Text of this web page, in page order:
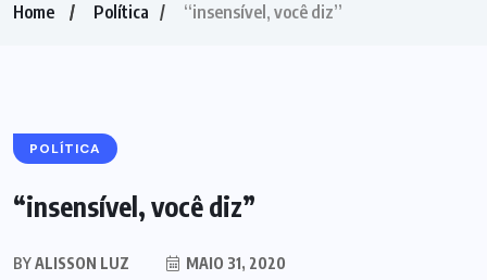
Home Política “insensível, você diz”
POLÍTICA
“insensível, você diz”
BYALISSON LUZ
MAIO 31, 2020